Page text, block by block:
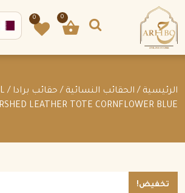
0
0
الرئيسية / الحقائب النسائية / حقائب برادا
LEATHER TOTE CORNFLOWER BLUE
تخفيض!